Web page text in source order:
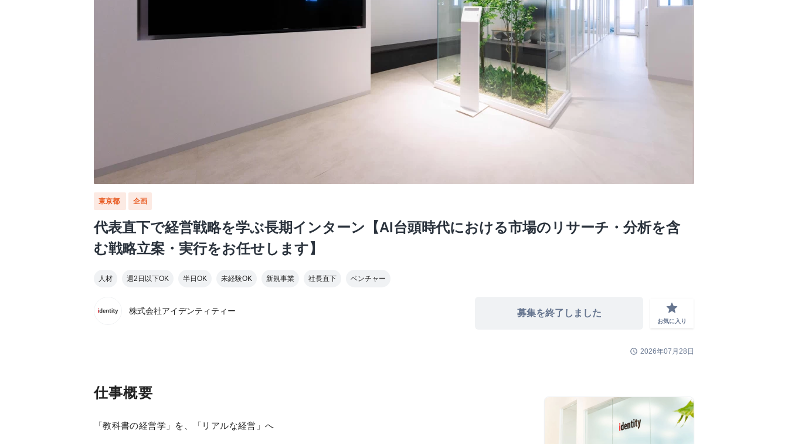
東京都 企画
代表直下で経営戦略を学ぶ長期インターン【AI台頭時代における市場のリサーチ・分析を含
む戦略立案・実行をお任せします】
人材 週2日以下OK 半日OK 未経験OK 新規事業 社長直下 ベンチャー
株式会社アイデンティティー 募集を終了しました grade
お気に入り
schedule 2026年07月28日
仕事概要
「教科書の経営学」を、「リアルな経営」へ